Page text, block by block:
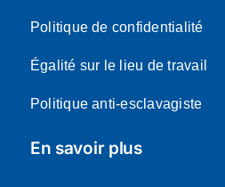
Politique de confidentialité
Égalité sur le lieu de travail
Politique anti-esclavagiste
En savoir plus